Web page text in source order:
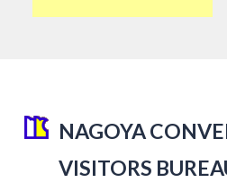
NAGOYA
VISITORS